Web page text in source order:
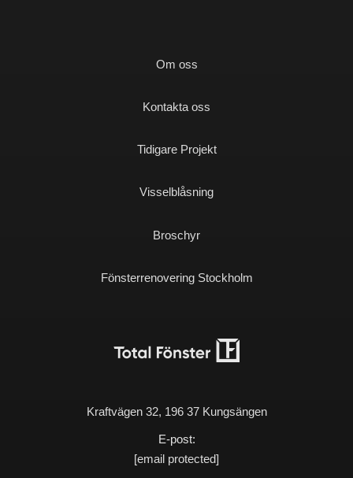
Om oss
Kontakta oss
Tidigare Projekt
Visselblåsning
Broschyr
Fönsterrenovering Stockholm
Kraftvägen 32, 196 37 Kungsängen
E-post:
[email protected]